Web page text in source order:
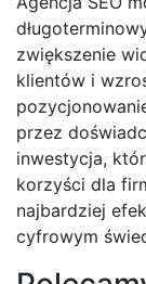
zwiększenie
klientów i
przez
inwestycja,
korzyści dla
najbardziej
cyfrowym